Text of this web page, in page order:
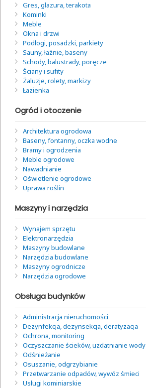
Gres, glazura, terakota
Kominki
Meble
Okna i drzwi
Podłogi, posadzki, parkiety
Sauny, łaźnie, baseny
Schody, balustrady, poręcze
Ściany i sufity
Żaluzje, rolety, markizy
Łazienka
Ogród i otoczenie
Architektura ogrodowa
Baseny, fontanny, oczka wodne
Bramy i ogrodzenia
Meble ogrodowe
Nawadnianie
Oświetlenie ogrodowe
Uprawa roślin
Maszyny i narzędzia
Wynajem sprzętu
Elektronarzędzia
Maszyny budowlane
Narzędzia budowlane
Maszyny ogrodnicze
Narzędzia ogrodowe
Obsługa budynków
Administracja nieruchomości
Dezynfekcja, dezynsekcja, deratyzacja
Ochrona, monitoring
Oczyszczanie ścieków, uzdatnianie wody
Odśnieżanie
Osuszanie, odgrzybianie
Przetwarzanie odpadów, wywóz śmieci
Usługi kominiarskie